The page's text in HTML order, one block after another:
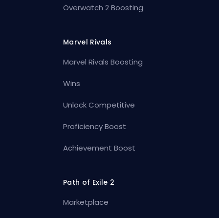
Overwatch 2 Boosting
Marvel Rivals
Marvel Rivals Boosting
Wins
Unlock Competitive
Proficiency Boost
Achievement Boost
Path of Exile 2
Marketplace